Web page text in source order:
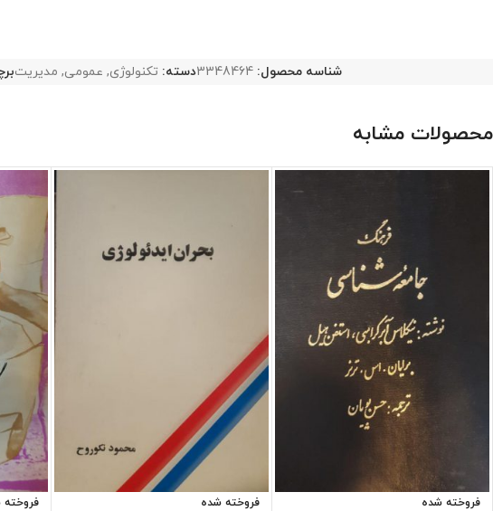
شناسه محصول: 3348464دسته: تکنولوژی, عمومی, مدیریت
محصولات مشابه
فروخته شده فروخته شده